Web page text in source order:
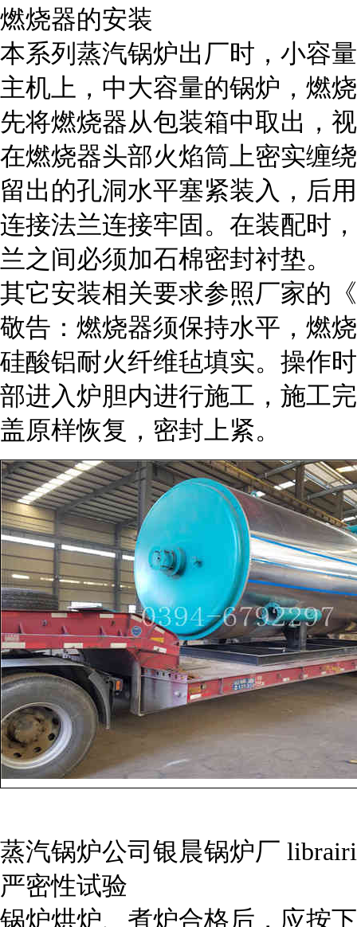
燃烧器的安装
本系列蒸汽锅炉出厂时，小容
主机上，中大容量的锅炉，燃
先将燃烧器从包装箱中取出，
在燃烧器头部火焰筒上密实缠
留出的孔洞水平塞紧装入，后
连接法兰连接牢固。在装配时
兰之间必须加石棉密封衬垫。
其它安装相关要求参照厂家的
敬告：燃烧器须保持水平，燃
硅酸铝耐火纤维毡填实。操作
部进入炉胆内进行施工，施工
盖原样恢复，密封上紧。
蒸汽锅炉公司银晨锅炉厂
严密性试验
锅炉烘炉、煮炉合格后，应按